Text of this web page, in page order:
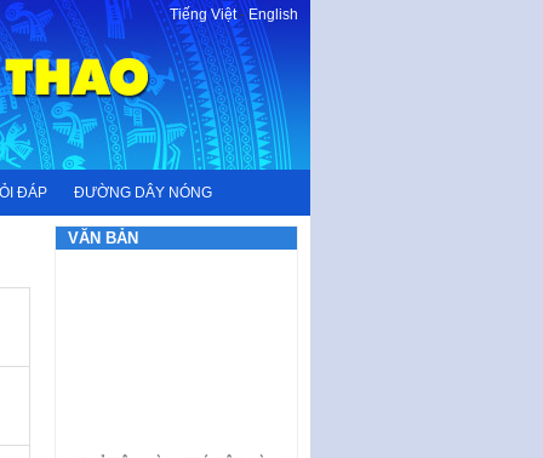
Tiếng Việt-English
ĐÁP ĐƯỜNG DÂY NÓNG
VĂN BẢN